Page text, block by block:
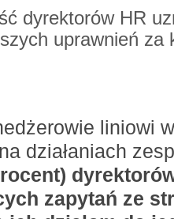
dyrektorów HR
uprawnień za
liniowi
działaniach
zapytań ze